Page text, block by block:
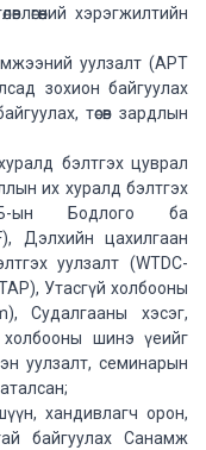
хэрэгжилтийн
уулзалт (APT
зохион байгуулах
төсөв зардлын
бэлтгэх цуврал
их хуралд бэлтгэх
ын Бодлого ба
Дэлхийн цахилгаан
уулзалт (WTDC-
Утасгүй холбооны
Судалгааны хэсэг,
холбооны шинэ үеийг
уулзалт, семинарын
хандивлагч орон,
байгуулах Санамж